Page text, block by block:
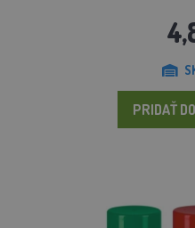
PRIDAŤ